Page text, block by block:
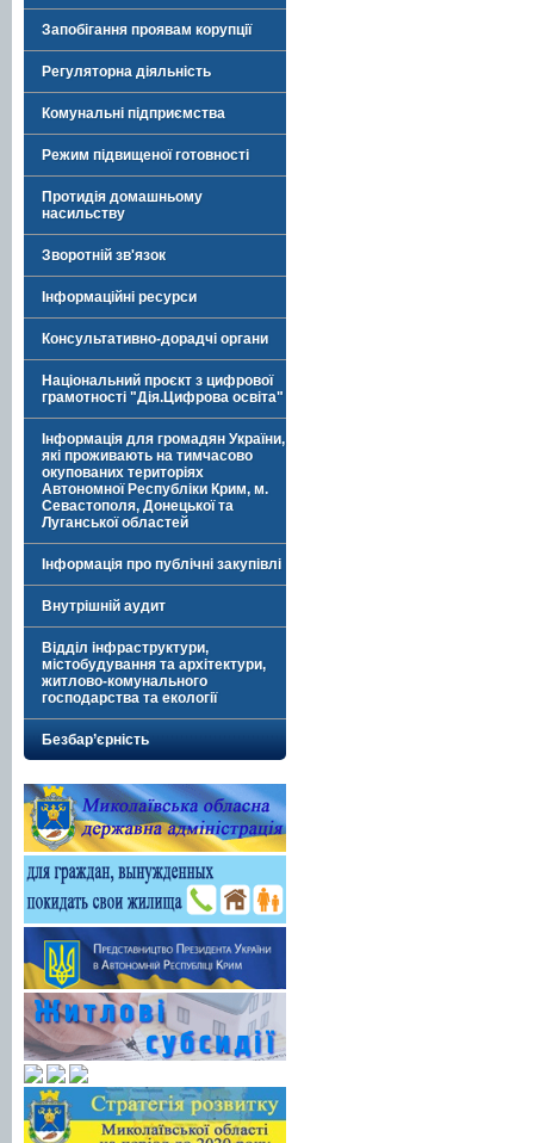
Запобігання проявам корупції
Регуляторна діяльність
Комунальні підприємства
Режим підвищеної готовності
Протидія домашньому
насильству
Зворотній зв'язок
Інформаційні ресурси
Консультативно-дорадчі органи
Національний проєкт з цифрової
грамотності "Дія.Цифрова освіта"
Інформація для громадян України,
які проживають на тимчасово
окупованих територіях
Автономної Республіки Крим, м.
Севастополя, Донецької та
Луганської областей
Інформація про публічні закупівлі
Внутрішній аудит
Відділ інфраструктури,
містобудування та архітектури,
житлово-комунального
господарства та екології
Безбар’єрність